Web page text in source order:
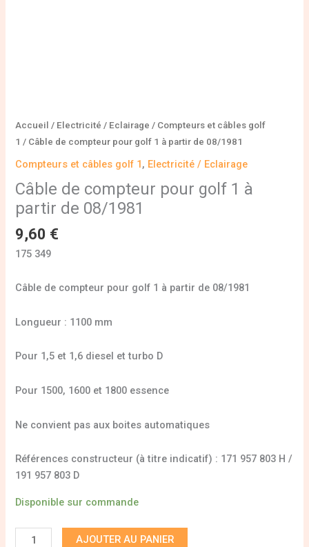
Accueil / Electricité / Eclairage / Compteurs et câbles golf
1 / Câble de compteur pour golf 1 à partir de 08/1981
Compteurs et câbles golf 1, Electricité / Eclairage
Câble de compteur pour golf 1 à
partir de 08/1981
9,60 €
175 349
Câble de compteur pour golf 1 à partir de 08/1981
Longueur : 1100 mm
Pour 1,5 et 1,6 diesel et turbo D
Pour 1500, 1600 et 1800 essence
Ne convient pas aux boites automatiques
Références constructeur (à titre indicatif) : 171 957 803 H /
191 957 803 D
Disponible sur commande
AJOUTER AU PANIER